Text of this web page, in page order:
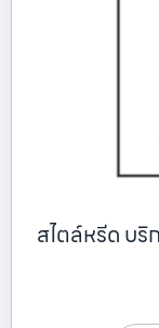
สไตล์หรีด บ